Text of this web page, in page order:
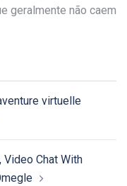
geralmente não caem
virtuelle
Video Chat With